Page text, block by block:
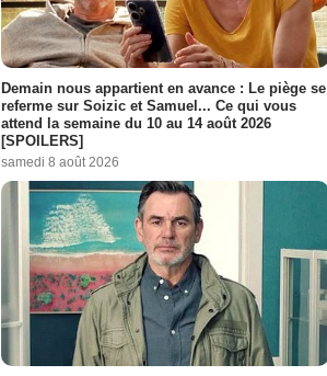
Demain nous appartient en avance : Le piège se
referme sur Soizic et Samuel... Ce qui vous
attend la semaine du 10 au 14 août 2026
[SPOILERS]
samedi 8 août 2026